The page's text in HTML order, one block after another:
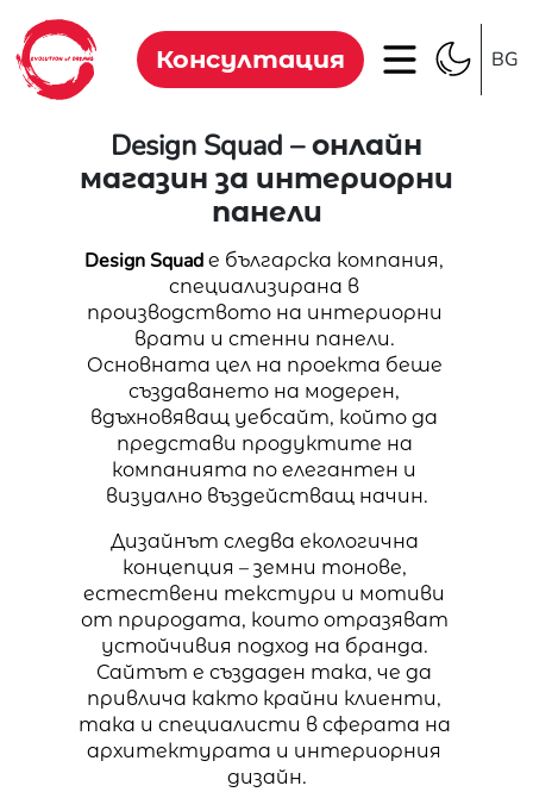
Консултация BG
Design Squad – онлайн
магазин за интериорни
панели
Design Squad е българска компания,
специализирана в
производството на интериорни
врати и стенни панели.
Основната цел на проекта беше
създаването на модерен,
вдъхновяващ уебсайт, който да
представи продуктите на
компанията по елегантен и
визуално въздействащ начин.
Дизайнът следва екологична
концепция – земни тонове,
естествени текстури и мотиви
от природата, които отразяват
устойчивия подход на бранда.
Сайтът е създаден така, че да
привлича както крайни клиенти,
така и специалисти в сферата на
архитектурата и интериорния
дизайн.